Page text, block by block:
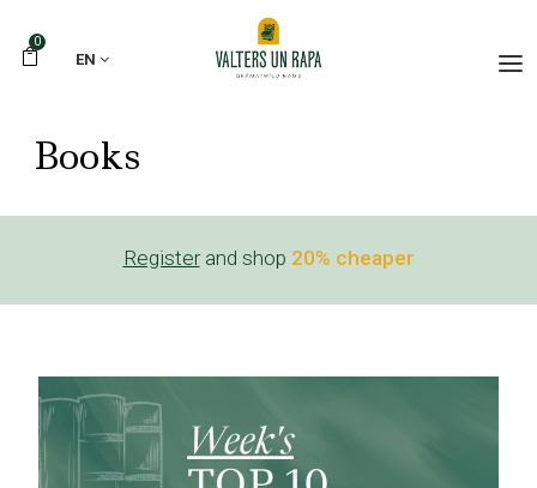
0
EN
Books
Register and shop 20% cheaper